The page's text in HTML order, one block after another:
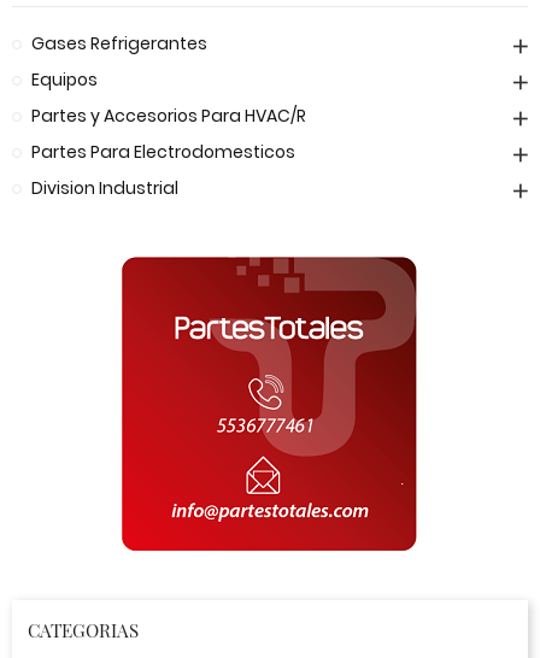
Gases Refrigerantes
Equipos
Partes y Accesorios Para HVAC/R
Partes Para Electrodomesticos
Division Industrial
CATEGORIAS